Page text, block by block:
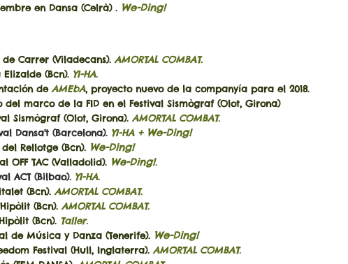
en Dansa (Celrà) . We-Ding!
Carrer (Viladecans). AMORTAL COMBAT.
(Bcn). YI-HA.
de AMEbA, proyecto nuevo de la companyía para el 2018.
de la FID en el Festival Sismògraf (Olot, Girona)
(Olot, Girona). AMORTAL COMBAT.
Dansa't (Barcelona). YI-HA + We-Ding!
Rellotge (Bcn). We-Ding!
OFF TAC (Valladolid). We-Ding!.
ACT (Bilbao). YI-HA.
(Bcn). AMORTAL COMBAT.
(Bcn). AMORTAL COMBAT.
(Bcn). Taller.
de Música y Danza (Tenerife). We-Ding!
Festival (Hull, Inglaterra). AMORTAL COMBAT.